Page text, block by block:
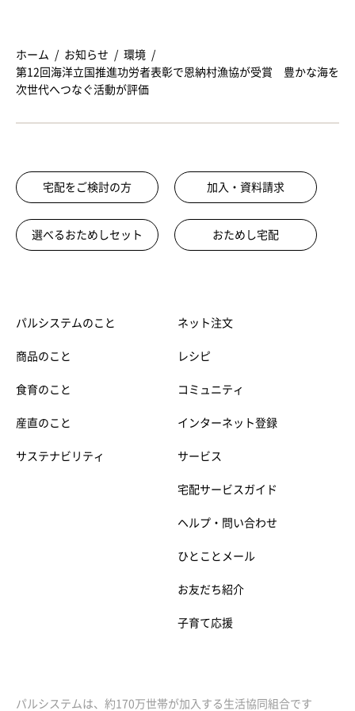
ホーム お知らせ
環境
第12回海洋立国推進功労者表彰で恩納村漁協が受賞 豊かな海を
次世代へつなぐ活動が評価
宅配をご検討の方 加入・資料請求
選べるおためしセット おためし宅配
パルシステムのこと
商品のこと
食育のこと
産直のこと
サステナビリティ
ネット注文
レシピ
コミュニティ
インターネット登録
サービス
宅配サービスガイド
ヘルプ・問い合わせ
ひとことメール
お友だち紹介
子育て応援
パルシステムは、約170万世帯が加入する生活協同組合です